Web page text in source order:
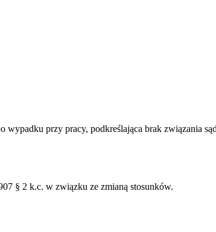
przy pracy, podkreślająca brak związania
§ 2 k.c. w związku ze zmianą stosunków.